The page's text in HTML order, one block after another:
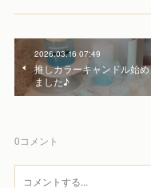
2026.03.16 07:49
推しカラーキャンドル始め
ました♪
0コメント